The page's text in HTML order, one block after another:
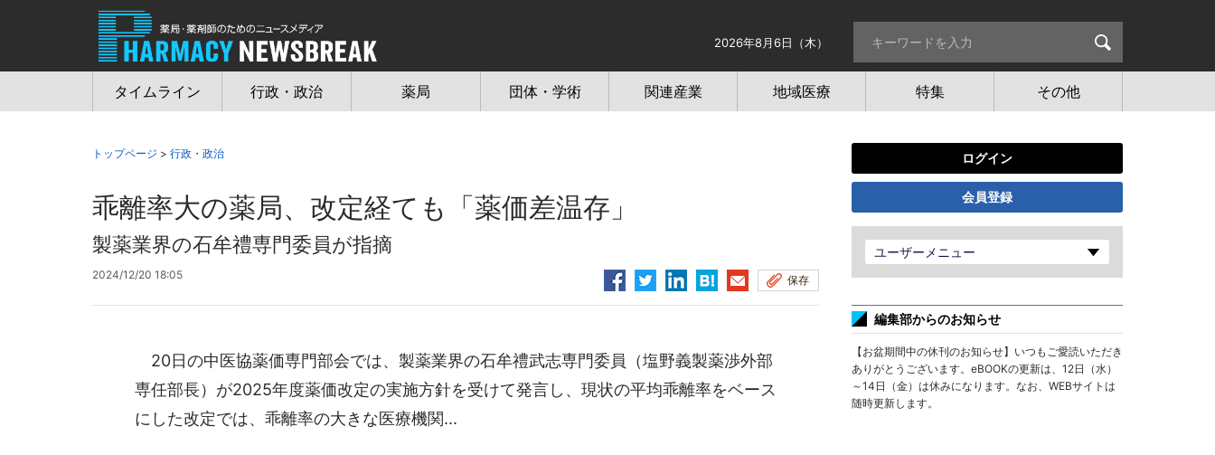
2026年8月6日（木）
タイムライン 行政・政治 薬局 団体・学術 関連産業 地域医療 特集 その他
トップページ > 行政・政治
乖離率大の薬局、改定経ても「薬価差温存」
製薬業界の石牟禮専門委員が指摘
2024/12/20 18:05 保存
20日の中医協薬価専門部会では、製薬業界の石牟禮武志専門委員（塩野義製薬渉外部
専任部長）が2025年度薬価改定の実施方針を受けて発言し、現状の平均乖離率をベース
にした改定では、乖離率の大きな医療機関...
ログイン
会員登録
ユーザーメニュー
編集部からのお知らせ
【お盆期間中の休刊のお知らせ】いつもご愛読いただき
ありがとうございます。eBOOKの更新は、12日（水）
～14日（金）は休みになります。なお、WEBサイトは
随時更新します。